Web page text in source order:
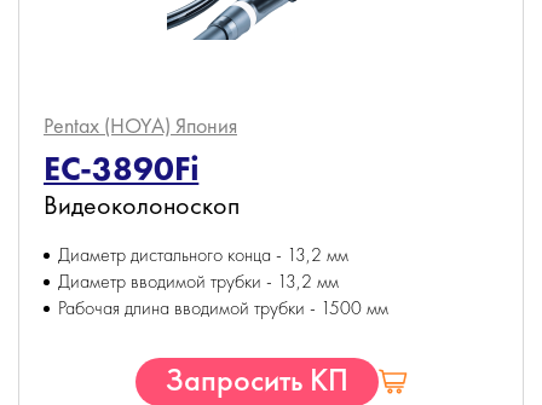
Pentax (HOYA) Япония
EC-3890Fi
Видеоколоноскоп
Диаметр дистального конца - 13,2 мм
Диаметр вводимой трубки - 13,2 мм
Рабочая длина вводимой трубки - 1500 мм
Запросить КП